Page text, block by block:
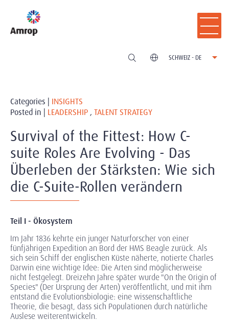
SCHWEIZ - DE
Categories | INSIGHTS
Posted in | LEADERSHIP , TALENT STRATEGY
Survival of the Fittest: How C-
suite Roles Are Evolving - Das
Überleben der Stärksten: Wie sich
die C-Suite-Rollen verändern
Teil I - Ökosystem
Im Jahr 1836 kehrte ein junger Naturforscher von einer
fünfjährigen Expedition an Bord der HMS Beagle zurück. Als
sich sein Schiff der englischen Küste näherte, notierte Charles
Darwin eine wichtige Idee: Die Arten sind möglicherweise
nicht festgelegt. Dreizehn Jahre später wurde "On the Origin of
Species" (Der Ursprung der Arten) veröffentlicht, und mit ihm
entstand die Evolutionsbiologie: eine wissenschaftliche
Theorie, die besagt, dass sich Populationen durch natürliche
Auslese weiterentwickeln.